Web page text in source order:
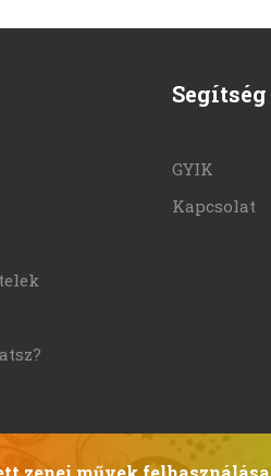
Segítség
GYIK
Kapcsolat